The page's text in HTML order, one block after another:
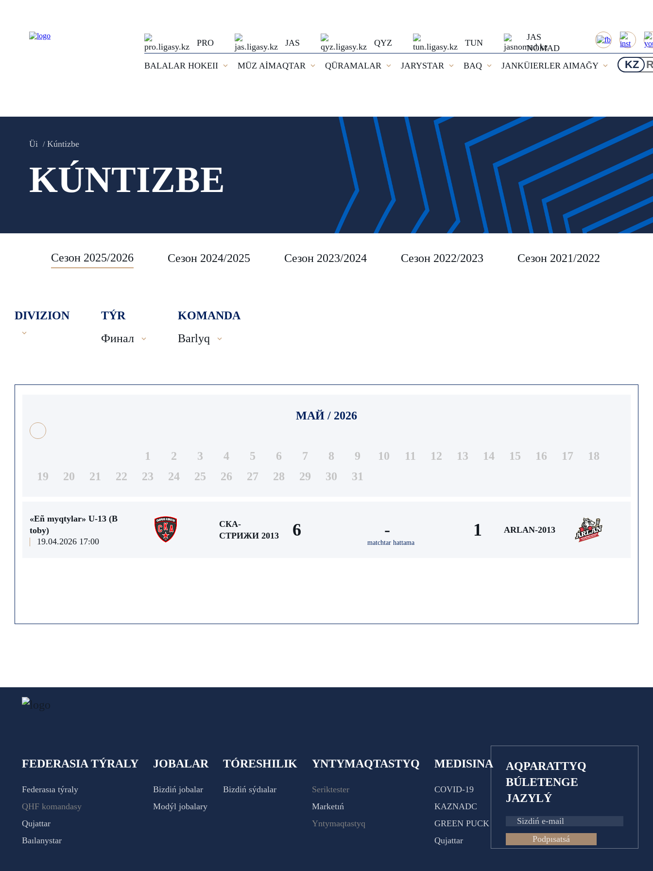
PRO JAS QYZ TUN
JAS
NOMAD
BALALAR HOKEII
MŪZ AİMAQTAR QŪRAMALAR JARYSTAR BAQ JANKÜIERLER AIMAĞY KZ
Üi Kúntizbe
KÚNTIZBE
Сезон 2025/2026 Сезон 2024/2025 Сезон 2023/2024 Сезон 2022/2023 Сезон 2021/2022
DIVIZION
TÝR
Финал
KOMANDA
Barlyq
МАЙ / 2026
1 2 3 4 5 6 7 8 9 10 11 12 13 14 15 16 17
18
19
20 21 22 23 24 25 26 27 28 29 30 31
«Eñ myqtylar» U-13 (В
toby)
19.04.2026 17:00
СКА-
СТРИЖИ 2013
6 -
matchtar hattama
1 ARLAN-2013
FEDERASIA TÝRALY
Federasıa týraly
QHF komandasy
Qujattar
Baılanystar
JOBALAR
Bizdiń jobalar
Modýl jobalary
TÓRESHILIK
Bizdiń sýdıalar
YNTYMAQTASTYQ
Seriktester
Marketıń
Yntymaqtastyq
MEDISINA
COVID-19
KAZNADC
GREEN PUCK
Qujattar
AQPARATTYQ
BÚLETENGE
JAZYLÝ
Podpısatsá